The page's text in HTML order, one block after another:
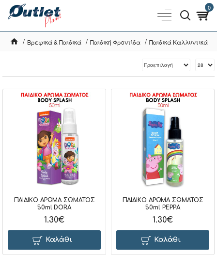
0
Βρεφικά & Παιδικά Παιδική Φροντίδα Παιδικά Καλλυντικά
ΠΑΙΔΙΚΟ ΑΡΩΜΑ ΣΩΜΑΤΟΣ
50ml DORA
1.30€
Καλάθι
ΠΑΙΔΙΚΟ ΑΡΩΜΑ ΣΩΜΑΤΟΣ
50ml PEPPA
1.30€
Καλάθι